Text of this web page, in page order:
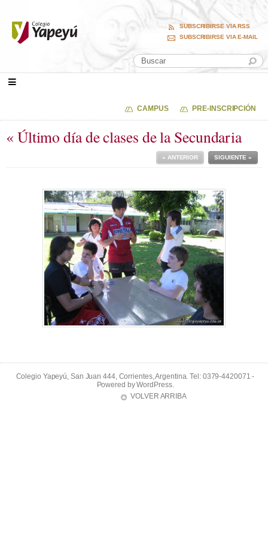
SUBSCRIBIRSE VIA RSS
SUBSCRIBIRSE VIA E-MAIL
CAMPUS PRE-INSCRIPCIÓN
« Último día de clases de la Secundaria
SIGUIENTE »
« ANTERIOR
Colegio Yapeyú, San Juan 444, Corrientes, Argentina. Tel: 0379-4420071 -
Powered byWordPress.
VOLVER ARRIBA